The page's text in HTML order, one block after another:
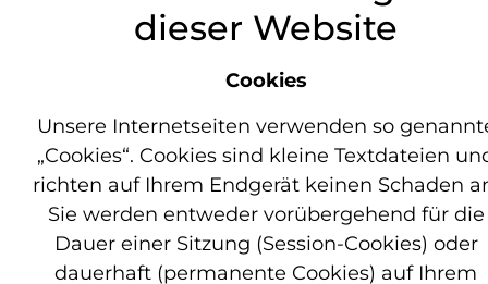
dieser Website
Cookies
Unsere Internetseiten verwenden so
„Cookies“. Cookies sind kleine Textdateien
richten auf Ihrem Endgerät keinen Schaden
Sie werden entweder vorübergehend für die
Dauer einer Sitzung (Session-Cookies) oder
dauerhaft (permanente Cookies) auf Ihrem